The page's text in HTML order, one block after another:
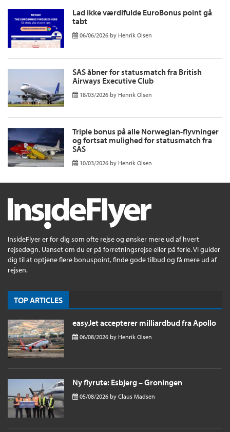
Lad ikke værdifulde EuroBonus point gå
tabt
06/06/2026 by Henrik Olsen
SAS åbner for statusmatch fra British
Airways Executive Club
18/03/2026 by Henrik Olsen
Triple bonus på alle Norwegian-flyvninger
og fortsat mulighed for statusmatch fra
SAS
10/03/2026 by Henrik Olsen
InsideFlyer er for dig som ofte rejse og ønsker mere ud af hvert
rejsedøgn. Uanset om du er på forretningsrejse eller på ferie. Vi guider
dig til at optjene flere bonuspoint, finde gode tilbud og få mere ud af
rejsen.
TOP ARTICLES
easyJet accepterer milliardbud fra Apollo
06/08/2026 by Henrik Olsen
Ny flyrute: Esbjerg – Groningen
05/08/2026 by Claus Madsen